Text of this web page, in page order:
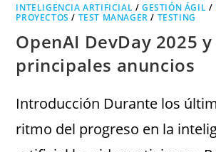
INTELIGENCIA ARTIFICIAL /GESTIÓN ÁGIL /
PROYECTOS / TEST MANAGER / TESTING
OpenAI DevDay 2025 y
principales anuncios
Introducción Durante los
ritmo del progreso en la